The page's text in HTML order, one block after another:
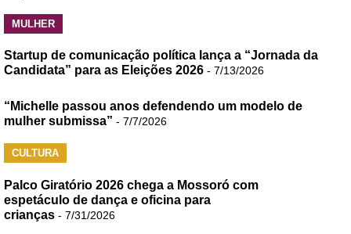
MULHER
Startup de comunicação política lança a “Jornada da
Candidata” para as Eleições 2026 - 7/13/2026
“Michelle passou anos defendendo um modelo de
mulher submissa” - 7/7/2026
CULTURA
Palco Giratório 2026 chega a Mossoró com
espetáculo de dança e oficina para
crianças - 7/31/2026